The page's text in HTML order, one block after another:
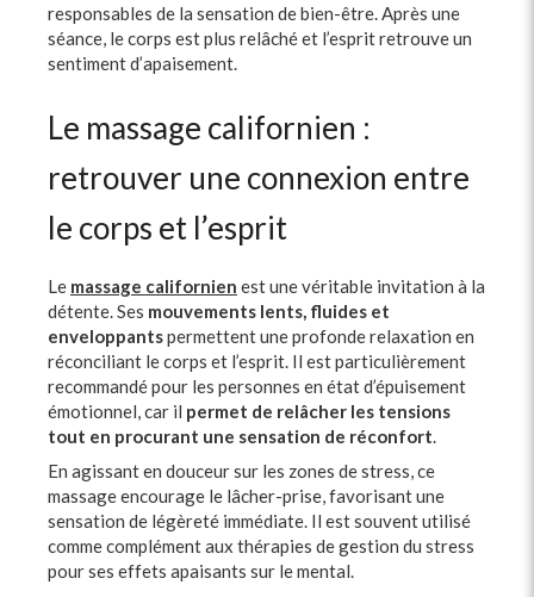
responsables de la sensation de bien-être. Après une
séance, le corps est plus relâché et l’esprit retrouve un
sentiment d’apaisement.
Le massage californien :
retrouver une connexion entre
le corps et l’esprit
Le massage californien est une véritable invitation à la
détente. Ses mouvements lents, fluides et
enveloppantspermettent une profonde relaxation en
réconciliant le corps et l’esprit. Il est particulièrement
recommandé pour les personnes en état d’épuisement
émotionnel, car il permet de relâcher les tensions
tout en procurant une sensation de réconfort
En agissant en douceur sur les zones de stress, ce
massage encourage le lâcher-prise, favorisant une
sensation de légèreté immédiate. Il est souvent utilisé
comme complément aux thérapies de gestion du stress
pour ses effets apaisants sur le mental.